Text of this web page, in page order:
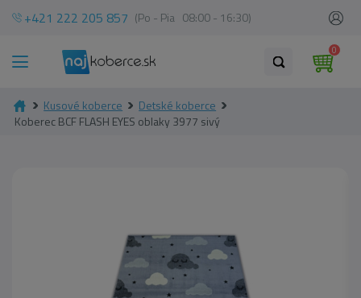
+421 222 205 857 (Po - Pia 08:00 - 16:30)
0
Kusové koberce
Detské koberce
Koberec BCF FLASH EYES oblaky 3977 sivý